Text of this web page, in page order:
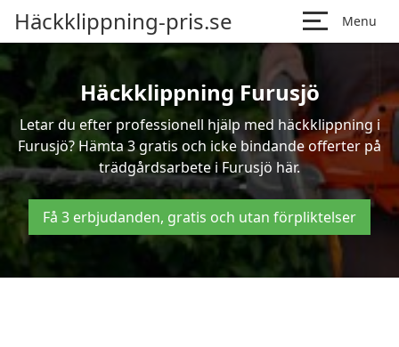
Häckklippning-pris.se Menu
Häckklippning Furusjö
Letar du efter professionell hjälp med häckklippning i
Furusjö? Hämta 3 gratis och icke bindande offerter på
trädgårdsarbete i Furusjö här.
Få 3 erbjudanden, gratis och utan förpliktelser